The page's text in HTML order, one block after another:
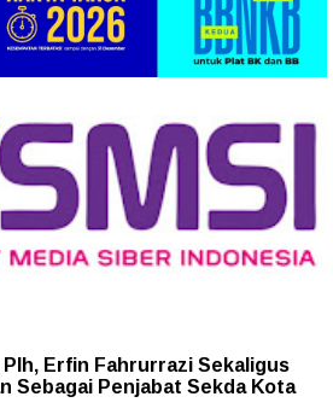
Erfin Fahrurrazi Sekaligus
Sebagai Penjabat Sekda Kota